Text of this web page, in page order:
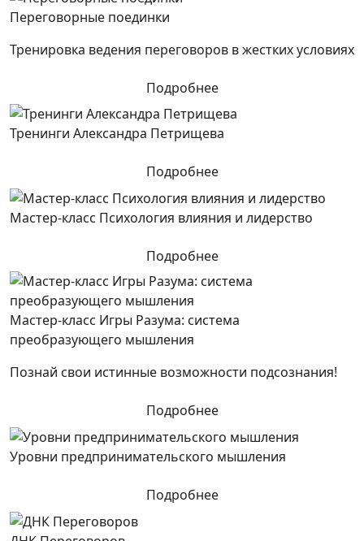
Переговорные поединки
Тренировка ведения переговоров в жестких условиях
Подробнее
Тренинги Александра Петрищева
Подробнее
Мастер-класс Психология влияния и лидерство
Подробнее
Мастер-класс Игры Разума: система
преобразующего мышления
Познай свои истинные возможности подсознания!
Подробнее
Уровни предпринимательского мышления
Подробнее